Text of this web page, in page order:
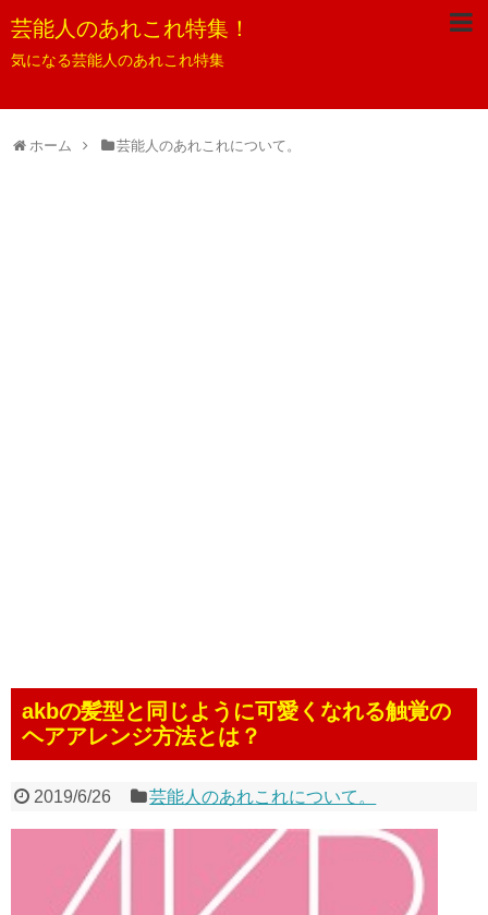
芸能人のあれこれ特集！
気になる芸能人のあれこれ特集
ホーム 芸能人のあれこれについて。
akbの髪型と同じように可愛くなれる触覚の
ヘアアレンジ方法とは？
2019/6/26 芸能人のあれこれについて。